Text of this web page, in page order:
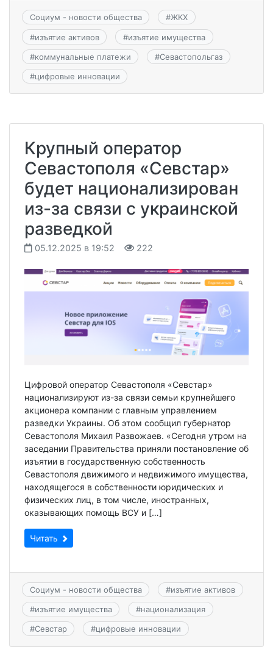
Социум - новости общества #ЖКХ
#изъятие активов #изъятие имущества
#коммунальные платежи #Севастопольгаз
#цифровые инновации
Крупный оператор
Севастополя «Севстар»
будет национализирован
из-за связи с украинской
разведкой
05.12.2025 в 19:52 222
Цифровой оператор Севастополя «Севстар»
национализируют из-за связи семьи крупнейшего
акционера компании с главным управлением
разведки Украины. Об этом сообщил губернатор
Севастополя Михаил Развожаев. «Сегодня утром на
заседании Правительства приняли постановление об
изъятии в государственную собственность
Севастополя движимого и недвижимого имущества,
находящегося в собственности юридических и
физических лиц, в том числе, иностранных,
оказывающих помощь ВСУ и […]
Читать
Социум - новости общества #изъятие активов
#изъятие имущества #национализация
#Севстар #цифровые инновации